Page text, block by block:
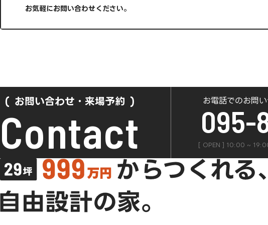
お気軽にお問い合わせください。
お問い合わせ・来場予約
Contact
お電話でのお問
095-
[ OPEN ] 10:00 ~